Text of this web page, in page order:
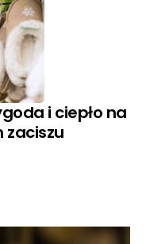
i ciepło na
zaciszu